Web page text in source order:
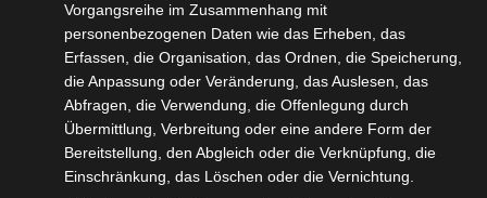
Hinter dem kryptischen Kürzel OFDMA verbirgt sich der
Begriff Orthogonal Frequency Devision Multiple Access.
Konkret bedeutet diese Funktion, dass die vom Access
Point tatsächlich genutzten Frequenzen effektiver
genutzt werden können, da diese in kleine
Frequenzblöcke (Ressource Units) unterteilt werden. So
entstehen stabilere, belastbarere Verbindungen
Vorgangsreihe im Zusammenhang mit
personenbezogenen Daten wie das Erheben, das
Erfassen, die Organisation, das Ordnen, die Speicherung,
die Anpassung oder Veränderung, das Auslesen, das
Abfragen, die Verwendung, die Offenlegung durch
Übermittlung, Verbreitung oder eine andere Form der
Bereitstellung, den Abgleich oder die Verknüpfung, die
Einschränkung, das Löschen oder die Vernichtung.